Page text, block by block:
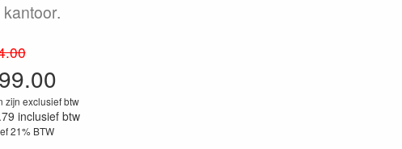
zijn exclusief btw
inclusief btw
21% BTW